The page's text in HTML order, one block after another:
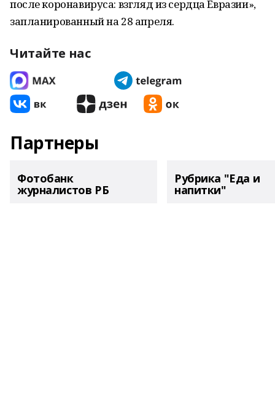
после коронавируса: взгляд из сердца Евразии»,
запланированный на 28 апреля.
Читайте нас
Партнеры
Фотобанк
журналистов РБ
Рубрика "Еда и
напитки"